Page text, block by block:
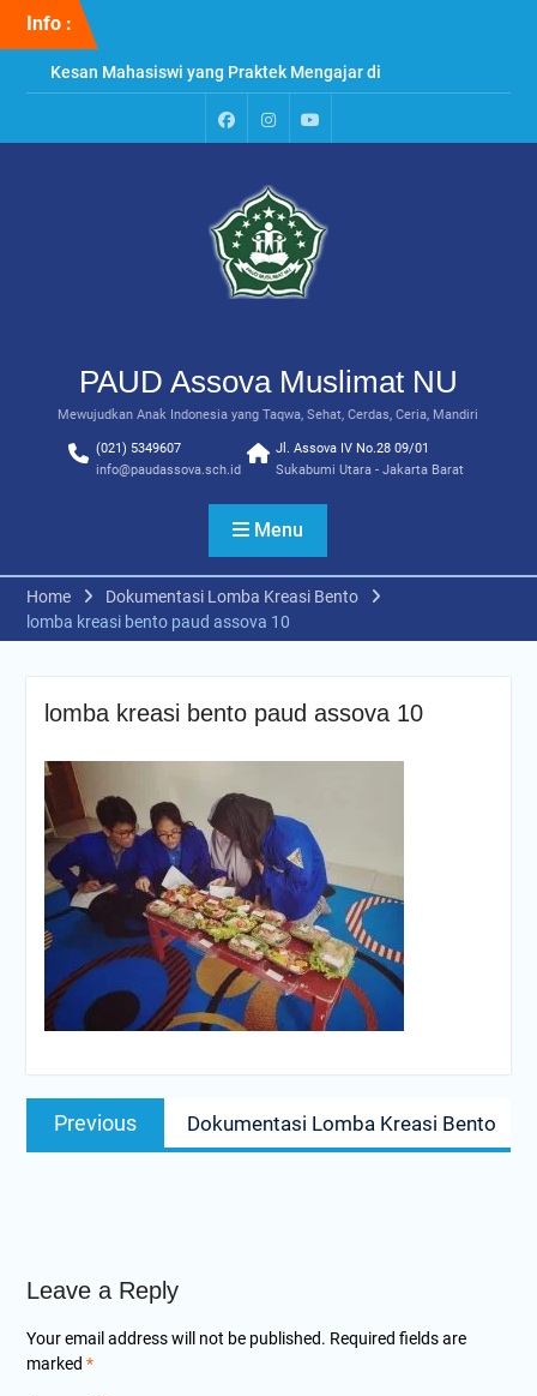
Info :
Kesan Mahasiswi yang Praktek Mengajar di
PAUD Assova
Penyuluhan & Perawatan Gigi di PAUD Assova
Muslimat NU
PaudInstagram
Youtube
PAUD Assova Muslimat NU
Mewujudkan Anak Indonesia yang Taqwa, Sehat, Cerdas, Ceria, Mandiri
(021) 5349607
info@paudassova.sch.id
Jl. Assova IV No.28 09/01
Sukabumi Utara - Jakarta Barat
Menu
Home
Dokumentasi Lomba Kreasi Bento
lomba kreasi bento paud assova 10
lomba kreasi bento paud assova 10
Post
navigation
Previous
Previous
post:
Dokumentasi Lomba Kreasi Bento
Leave a Reply
Your email address will not be published. Required fields are
marked *